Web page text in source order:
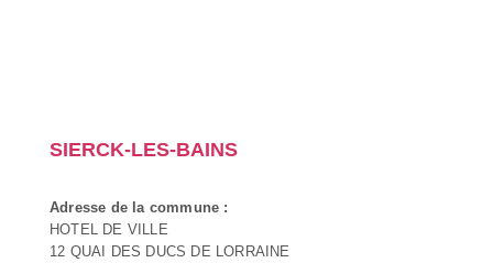
SIERCK-LES-BAINS
Adresse de la commune :
HOTEL DE VILLE
12 QUAI DES DUCS DE LORRAINE